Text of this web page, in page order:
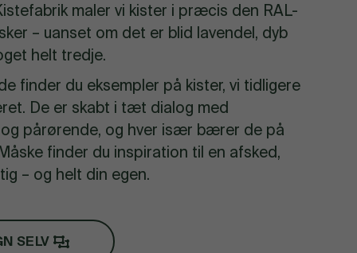
maler vi kister i præcis den RAL-
– uanset om det er blid lavendel, dyb
helt tredje.
finder du eksempler på kister, vi tidligere
De er skabt i tæt dialog med
pårørende, og hver især bærer de på
finder du inspiration til en afsked,
– og helt din egen.
SELV